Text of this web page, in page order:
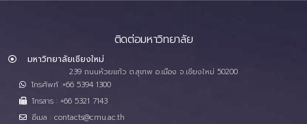
ติดต่อมหาวิทยาลัย
มหาวิทยาลัยเชียงใหม่
239 ถนนห้วยแก้ว ต.สุเทพ อ.เมือง จ.เชียงใหม่ 50200
โทรศัพท์ :+66 5394 1300
โทรสาร : +66 5321 7143
อีเมล : contacts@cmu.ac.th